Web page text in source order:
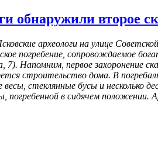
обнаружили второе
археологи на улице
погребение, сопровождаемое
7). Напомним, первое захоронение
строительство дома. В
весы, стеклянные бусы и несколько
погребенной в сидячем положении.